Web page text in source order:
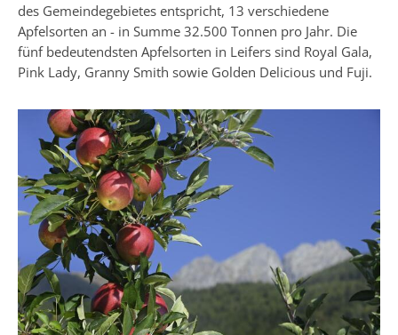
des Gemeindegebietes entspricht, 13 verschiedene
Apfelsorten an - in Summe 32.500 Tonnen pro Jahr. Die
fünf bedeutendsten Apfelsorten in Leifers sind Royal Gala,
Pink Lady, Granny Smith sowie Golden Delicious und Fuji.